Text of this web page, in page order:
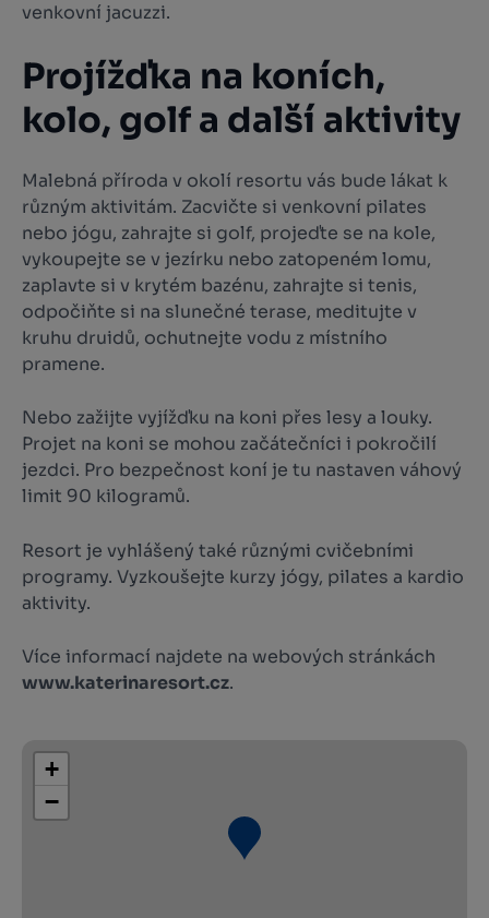
venkovní jacuzzi.
Projížďka na koních,
kolo, golf a další aktivity
Malebná příroda v okolí resortu vás bude lákat k
různým aktivitám. Zacvičte si venkovní pilates
nebo jógu, zahrajte si golf, projeďte se na kole,
vykoupejte se v jezírku nebo zatopeném lomu,
zaplavte si v krytém bazénu, zahrajte si tenis,
odpočiňte si na slunečné terase, meditujte v
kruhu druidů, ochutnejte vodu z místního
pramene.
Nebo zažijte vyjížďku na koni přes lesy a louky.
Projet na koni se mohou začátečníci i pokročilí
jezdci. Pro bezpečnost koní je tu nastaven váhový
limit 90 kilogramů.
Resort je vyhlášený také různými cvičebními
programy. Vyzkoušejte kurzy jógy, pilates a kardio
aktivity.
Více informací najdete na webových stránkách
www.katerinaresort.cz.
+
−